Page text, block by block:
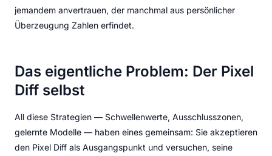
jemandem anvertrauen, der manchmal aus persönlicher
Überzeugung Zahlen erfindet.
Das eigentliche Problem: Der Pixel
Diff selbst
All diese Strategien — Schwellenwerte, Ausschlusszonen,
gelernte Modelle — haben eines gemeinsam: Sie akzeptieren
den Pixel Diff als Ausgangspunkt und versuchen, seine